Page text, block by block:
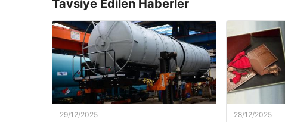
Tavsiye Edilen Haberler
29/12/2025 28/12/2025